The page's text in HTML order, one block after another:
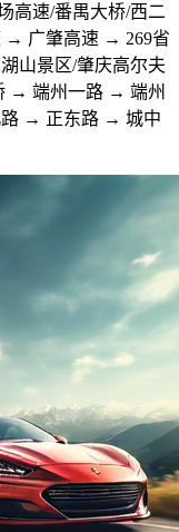
高速/番禺大桥/西二
→ 广肇高速 → 269省
山景区/肇庆高尔夫
→ 端州一路 → 端州
→ 正东路 → 城中